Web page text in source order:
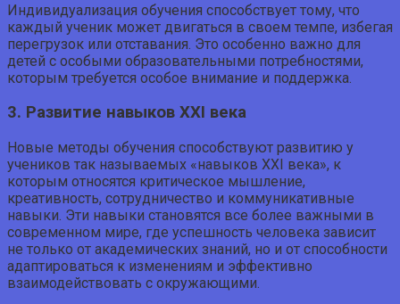
Индивидуализация обучения способствует тому, что
каждый ученик может двигаться в своем темпе, избегая
перегрузок или отставания. Это особенно важно для
детей с особыми образовательными потребностями,
которым требуется особое внимание и поддержка.
3. Развитие навыков XXI века
Новые методы обучения способствуют развитию у
учеников так называемых «навыков XXI века», к
которым относятся критическое мышление,
креативность, сотрудничество и коммуникативные
навыки. Эти навыки становятся все более важными в
современном мире, где успешность человека зависит
не только от академических знаний, но и от способности
адаптироваться к изменениям и эффективно
взаимодействовать с окружающими.